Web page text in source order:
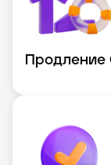
Продление